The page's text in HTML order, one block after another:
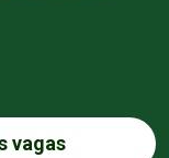
vagas